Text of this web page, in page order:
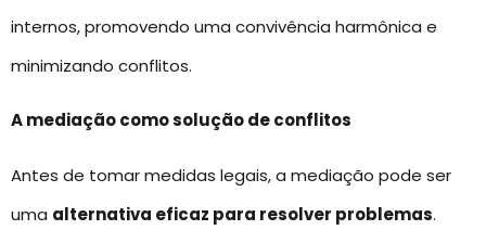
internos, promovendo uma convivência harmônica e
minimizando conflitos.
A mediação como solução de conflitos
Antes de tomar medidas legais, a mediação pode ser
uma alternativa eficaz para resolver problemas.